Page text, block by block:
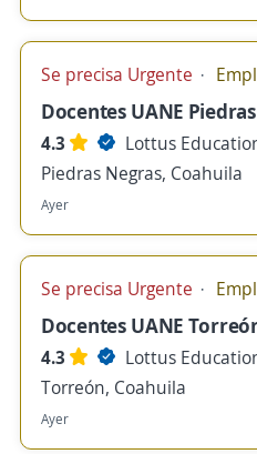
Se precisa Urgente
Docentes UANE
4.3
Lottus
Piedras Negras, Coahuila
Ayer
Se precisa Urgente
Docentes UANE
4.3
Lottus
Torreón, Coahuila
Ayer